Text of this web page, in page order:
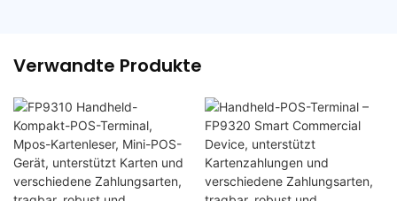
Verwandte Produkte